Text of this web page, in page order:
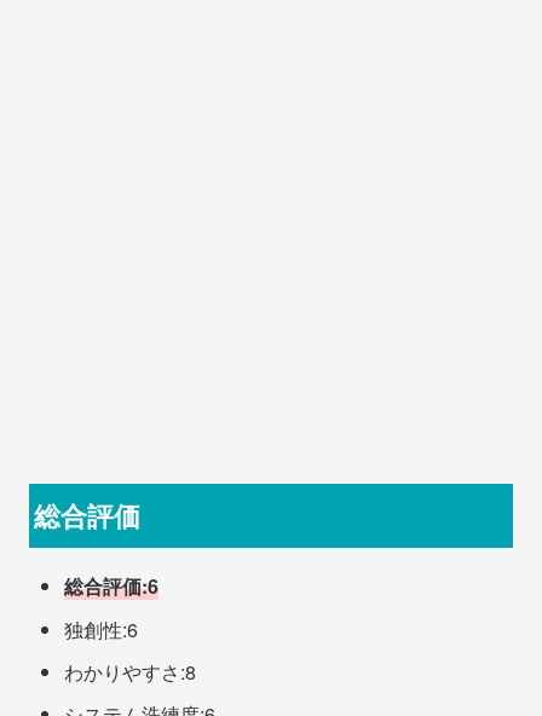
総合評価
総合評価:6
独創性:6
わかりやすさ:8